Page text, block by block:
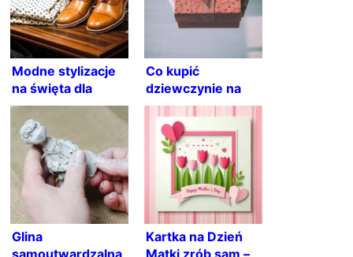
Modne stylizacje
na święta dla
panów w każdym
wieku
Co kupić
dziewczynie na
urodziny?
Wyjątkowe
pomysły i
inspiracje!
Glina
samoutwardzalna
Kartka na Dzień
Matki zrób sam –